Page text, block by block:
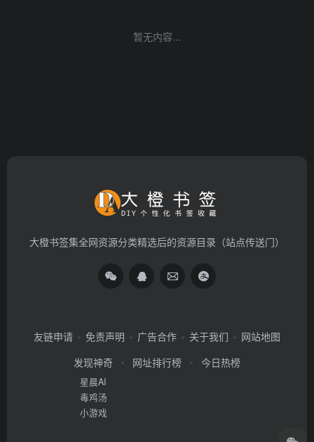
暂无内容...
大橙书签集全网资源分类精选后的资源目录（站点传送门）
友链申请 免责声明 广告合作 关于我们
网站地图
发现神奇
星晨AI
毒鸡汤
小游戏
网址排行榜 今日热榜